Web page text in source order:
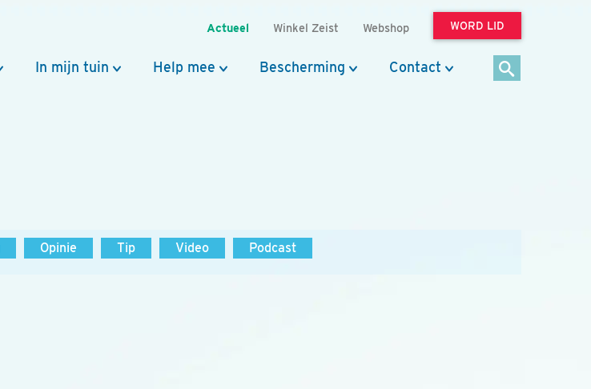
Actueel Winkel Zeist Webshop WORD LID
In mijn tuin Help mee Bescherming Contact
Opinie Tip Video Podcast